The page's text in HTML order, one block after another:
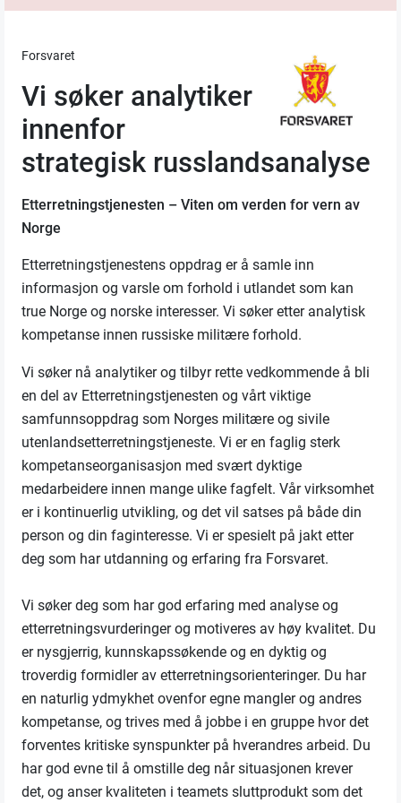
Forsvaret
Vi søker analytiker
innenfor
strategisk russlandsanalyse
Etterretningstjenesten – Viten om verden for vern av
Norge
Etterretningstjenestens oppdrag er å samle inn
informasjon og varsle om forhold i utlandet som kan
true Norge og norske interesser. Vi søker etter analytisk
kompetanse innen russiske militære forhold.
Vi søker nå analytiker og tilbyr rette vedkommende å bli
en del av Etterretningstjenesten og vårt viktige
samfunnsoppdrag som Norges militære og sivile
utenlandsetterretningstjeneste. Vi er en faglig sterk
kompetanseorganisasjon med svært dyktige
medarbeidere innen mange ulike fagfelt. Vår virksomhet
er i kontinuerlig utvikling, og det vil satses på både din
person og din faginteresse. Vi er spesielt på jakt etter
deg som har utdanning og erfaring fra Forsvaret.
Vi søker deg som har god erfaring med analyse og
etterretningsvurderinger og motiveres av høy kvalitet. Du
er nysgjerrig, kunnskapssøkende og en dyktig og
troverdig formidler av etterretningsorienteringer. Du har
en naturlig ydmykhet ovenfor egne mangler og andres
kompetanse, og trives med å jobbe i en gruppe hvor det
forventes kritiske synspunkter på hverandres arbeid. Du
har god evne til å omstille deg når situasjonen krever
det, og anser kvaliteten i teamets sluttprodukt som det